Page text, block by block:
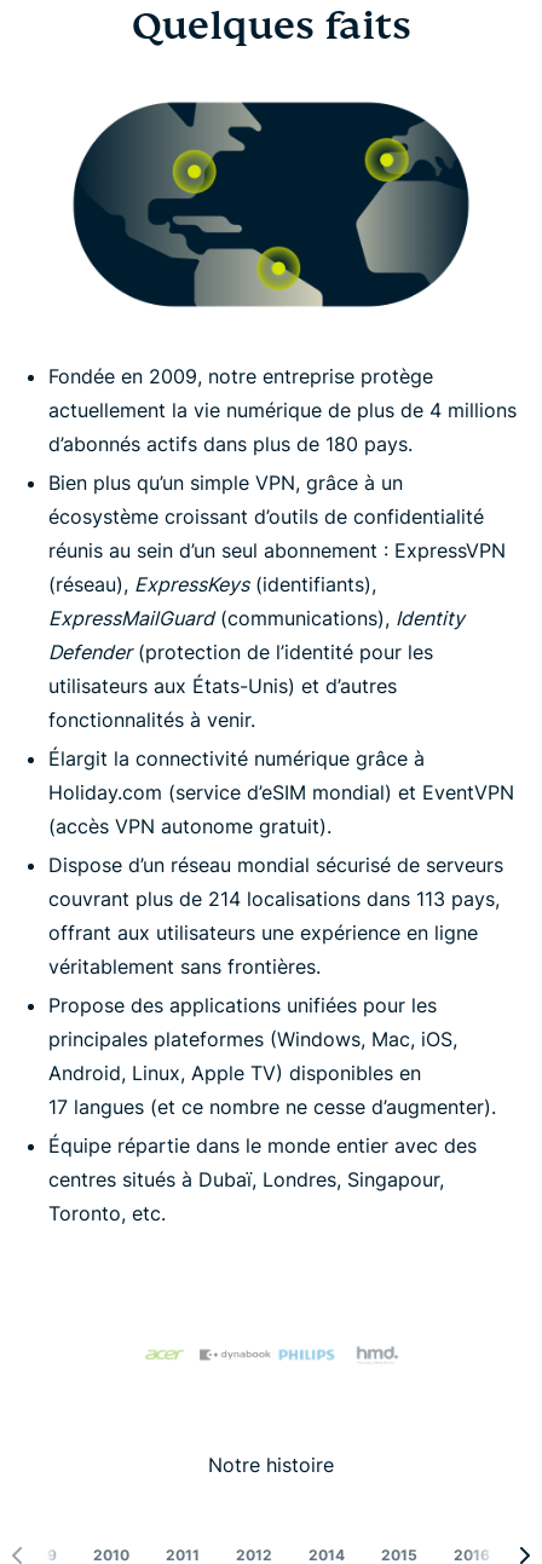
Quelques faits
Fondée en 2009, notre entreprise protège
actuellement la vie numérique de plus de 4 millions
d’abonnés actifs dans plus de 180 pays.
Bien plus qu’un simple VPN, grâce à un
écosystème croissant d’outils de confidentialité
réunis au sein d’un seul abonnement : ExpressVPN
(réseau), ExpressKeys(identifiants),
ExpressMailGuard(communications), Identity
Defender(protection de l’identité pour les
utilisateurs aux États-Unis) et d’autres
fonctionnalités à venir.
Élargit la connectivité numérique grâce à
Holiday.com (service d’eSIM mondial) et EventVPN
(accès VPN autonome gratuit).
Dispose d’un réseau mondial sécurisé de serveurs
couvrant plus de 214 localisations dans 113 pays,
offrant aux utilisateurs une expérience en ligne
véritablement sans frontières.
Propose des applications unifiées pour les
principales plateformes (Windows, Mac, iOS,
Android, Linux, Apple TV) disponibles en
17 langues (et ce nombre ne cesse d’augmenter).
Équipe répartie dans le monde entier avec des
centres situés à Dubaï, Londres, Singapour,
Toronto, etc.
Notre histoire
2009 2010 2011 2012 2014 2015 2016